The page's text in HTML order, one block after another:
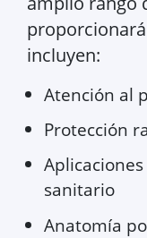
incluyen:
Atención al
Protección
sanitario
Anatomía